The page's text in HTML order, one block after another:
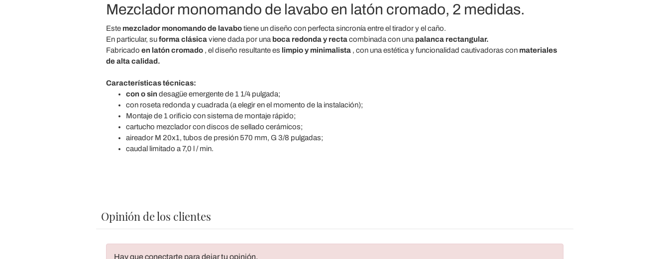
Mezclador monomando de lavabo en latón cromado, 2 medidas.
Este mezclador monomando de lavabotiene un diseño con perfecta sincronía entre el tirador y el caño.
En particular, suforma clásicaviene dada por una boca redonda y rectacombinada con una palanca rectangular.
Fabricado en latón cromado, el diseño resultante es limpio y minimalista, con una estética y funcionalidad cautivadoras con materiales
de alta calidad.
Características técnicas:
con o sin desagüe emergente de 1 1/4 pulgada;
con roseta redonda y cuadrada (a elegir en el momento de la instalación);
Montaje de 1 orificio con sistema de montaje rápido;
cartucho mezclador con discos de sellado cerámicos;
aireador M 20x1, tubos de presión 570 mm, G 3/8 pulgadas;
caudal limitado a 7,0 l / min.
Opinión de los clientes
Hay que conectarte para dejar tu opinión.